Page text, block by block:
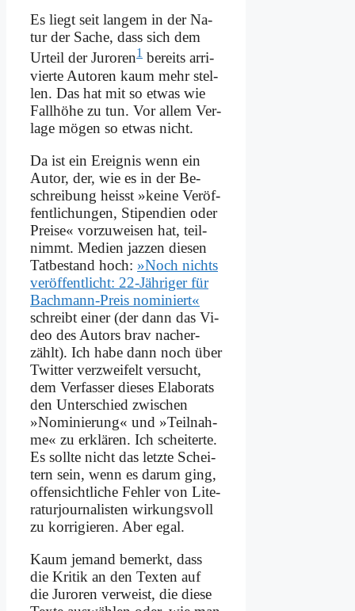
Es liegt seit lan­gem in der Na­
tur der Sa­che, dass sich dem
Ur­teil der Ju­ro­ren1 be­reits ar­ri­
vier­te Au­toren kaum mehr stel­
len. Das hat mit so et­was wie
Fall­hö­he zu tun. Vor al­lem Ver­
la­ge mö­gen so et­was nicht.
Da ist ein Er­eig­nis wenn ein
Au­tor, der, wie es in der Be­
schrei­bung heisst »kei­ne Ver­öf­
fent­li­chun­gen, Sti­pen­di­en oder
Prei­se« vor­zu­wei­sen hat, teil­
nimmt. Me­di­en jazzen die­sen
Tat­be­stand hoch: »Noch nichts
ver­öf­fent­licht: 22-Jäh­ri­ger für
Bach­mann-Preis no­mi­niert«
schreibt ei­ner (der dann das Vi­
deo des Au­tors brav nach­er­
zählt). Ich ha­be dann noch über
Twit­ter ver­zwei­felt ver­sucht,
dem Ver­fas­ser die­ses Ela­bo­rats
den Un­ter­schied zwi­schen
»No­mi­nie­rung« und »Teil­nah­
me« zu er­klä­ren. Ich schei­ter­te.
Es soll­te nicht das letz­te Schei­
tern sein, wenn es dar­um ging,
of­fen­sicht­li­che Feh­ler von Li­te­
ra­tur­jour­na­li­sten wir­kungs­voll
zu kor­ri­gie­ren. Aber egal.
Kaum je­mand be­merkt, dass
die Kri­tik an den Tex­ten auf
die Ju­ro­ren ver­weist, die die­se